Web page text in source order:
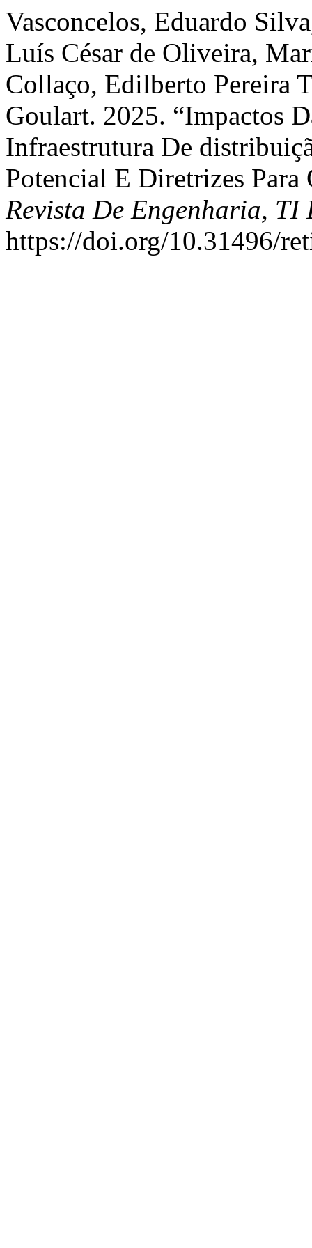
Vasconcelos, Eduardo
Luís César de Oliveira,
Collaço, Edilberto Pereira
Goulart. 2025. “Impactos
Infraestrutura De
Potencial E Diretrizes Para
Revista De Engenharia, TI
https://doi.org/10.31496/